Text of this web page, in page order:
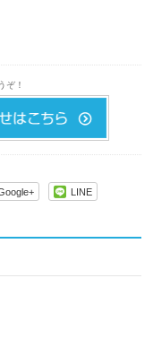
ぞ！
LINE